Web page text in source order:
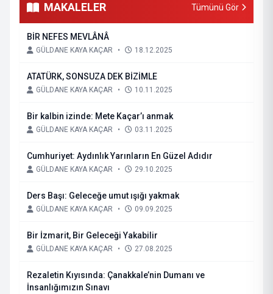
MAKALELER Tümünü Gör
BİR NEFES MEVLÂNÂ
GÜLDANE KAYA KAÇAR • 18.12.2025
ATATÜRK, SONSUZA DEK BİZİMLE
GÜLDANE KAYA KAÇAR • 10.11.2025
Bir kalbin izinde: Mete Kaçar’ı anmak
GÜLDANE KAYA KAÇAR • 03.11.2025
Cumhuriyet: Aydınlık Yarınların En Güzel Adıdır
GÜLDANE KAYA KAÇAR • 29.10.2025
Ders Başı: Geleceğe umut ışığı yakmak
GÜLDANE KAYA KAÇAR • 09.09.2025
Bir İzmarit, Bir Geleceği Yakabilir
GÜLDANE KAYA KAÇAR • 27.08.2025
Rezaletin Kıyısında: Çanakkale’nin Dumanı ve
İnsanlığımızın Sınavı